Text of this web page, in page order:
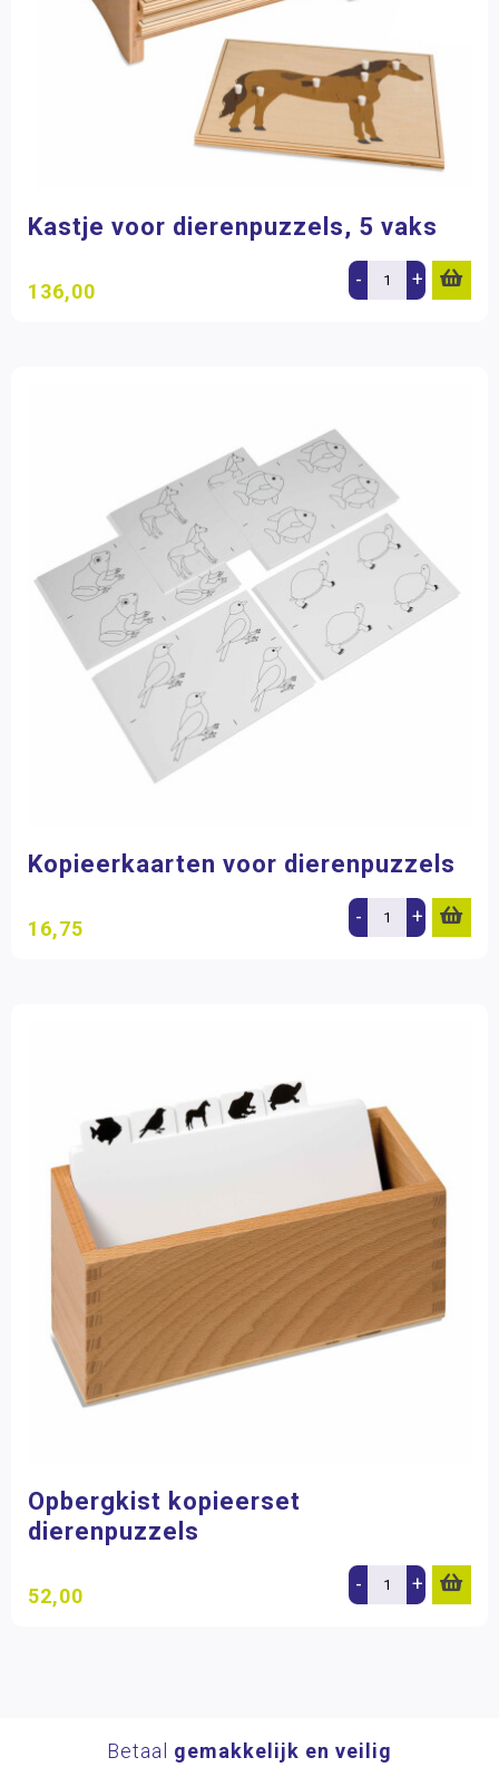
Kastje voor dierenpuzzels, 5 vaks
136,00 - +
Kopieerkaarten voor dierenpuzzels
16,75 - +
Opbergkist kopieerset
dierenpuzzels
52,00 - +
Betaal gemakkelijk en veilig